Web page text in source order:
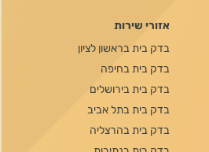
אזורי שירות
בדק בית בראשון לציון
בדק בית בחיפה
בדק בית בירושלים
בדק בית בתל אביב
בדק בית בהרצליה